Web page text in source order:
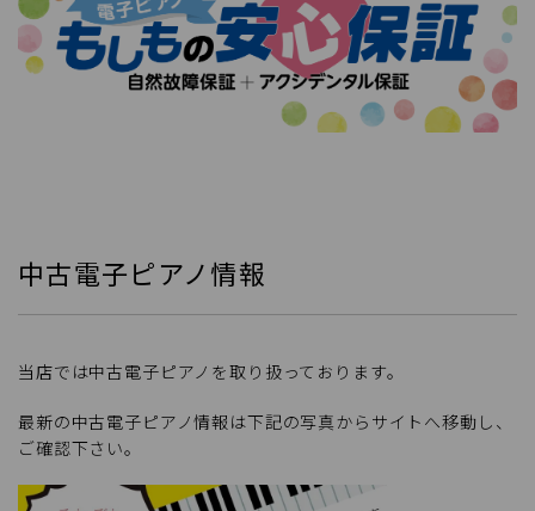
中古電子ピアノ情報
当店では中古電子ピアノを取り扱っております。
最新の中古電子ピアノ情報は下記の写真からサイトへ移動し、
ご確認下さい。